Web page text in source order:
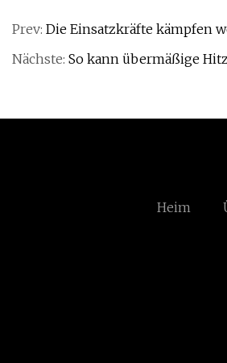
Prev: Die Einsatzkräfte kämpfen
Nächste: So kann übermäßige
Heim